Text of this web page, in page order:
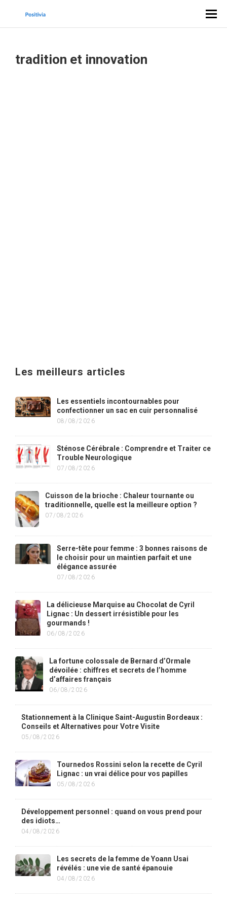
tradition et innovation
Les meilleurs articles
Les essentiels incontournables pour
confectionner un sac en cuir personnalisé
08/08/2026
Sténose Cérébrale : Comprendre et Traiter ce
Trouble Neurologique
07/08/2026
Cuisson de la brioche : Chaleur tournante ou
traditionnelle, quelle est la meilleure option ?
07/08/2026
Serre-tête pour femme : 3 bonnes raisons de
le choisir pour un maintien parfait et une
élégance assurée
07/08/2026
La délicieuse Marquise au Chocolat de Cyril
Lignac : Un dessert irrésistible pour les
gourmands !
06/08/2026
La fortune colossale de Bernard d’Ormale
dévoilée : chiffres et secrets de l’homme
d’affaires français
06/08/2026
Stationnement à la Clinique Saint-Augustin Bordeaux :
Conseils et Alternatives pour Votre Visite
05/08/2026
Tournedos Rossini selon la recette de Cyril
Lignac : un vrai délice pour vos papilles
05/08/2026
Développement personnel : quand on vous prend pour
des idiots…
04/08/2026
Les secrets de la femme de Yoann Usai
révélés : une vie de santé épanouie
04/08/2026